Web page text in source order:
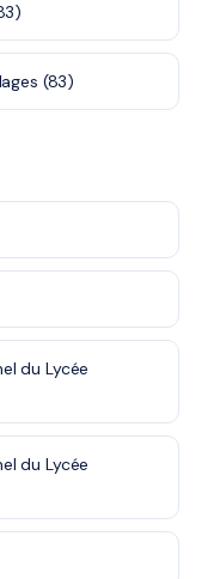
(83)
du Lycée
du Lycée